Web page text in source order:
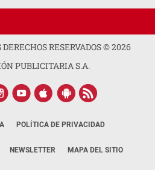
RESERVADOS ©2026
PUBLICITARIA S.A.
POLÍTICA DE PRIVACIDAD
NEWSLETTER MAPA DEL SITIO